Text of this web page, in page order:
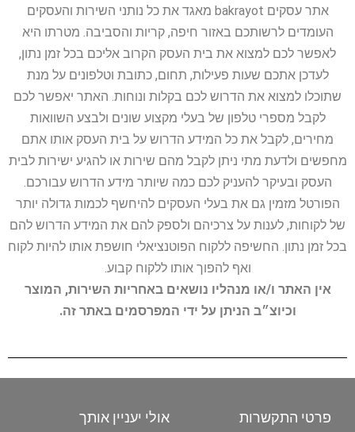
אתר עסקים bakrayot מאגד את כל נותני השירות והעסקים
העומדים לרשותכם באזור חיפה, קריות והסביבה. מטרתו היא
לאפשר לכם למצוא את בית העסק הקרוב אליכם בכל זמן נתון,
לעדכן אתכם שעות פעילות, תחום, כתובת וטלפונים על מנת
שתוכלו למצוא את הדרוש לכם בקלות ונוחות. האתר יאפשר לכם
לקבל מספרי טלפון של בעלי מקצוע שונים ולבצע השוואות
מחירים, לקבל את כל המידע הדרוש על בית העסק אותו אתם
מחפשים ולדעת מתי ניתן לקבל מהם שירות או להגיע ישירות לבית
העסק ובעיקר להעניק לכם כמה שיותר מידע הדרוש עבורכם.
הפורטל מזמין גם את בעלי העסקים להיחשף לכמות גדולה יותר
של לקוחות, לענות על צרכיהם ולספק להם את המידע הדרוש להם
בכל זמן נתון. החשיפה ללקוח הפוטנציאלי חושפת אותו להיות לקוח
ואף להפוך אותו ללקוח קבוע.
אין האתר ו/או מנהליו נושאים באחריות השירות, המוצר
וכיוצ״ב הניתן על ידי המפרסמים באתר זה.
פרטי התקשרות אולי יעניין אותך